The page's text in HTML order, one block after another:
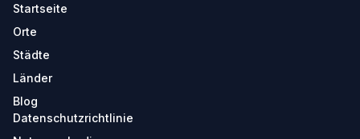
Startseite
Orte
Städte
Länder
Blog
Datenschutzrichtlinie